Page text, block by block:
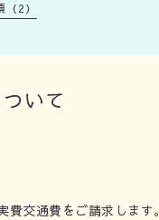
2）
いて
交通費をご請求します。